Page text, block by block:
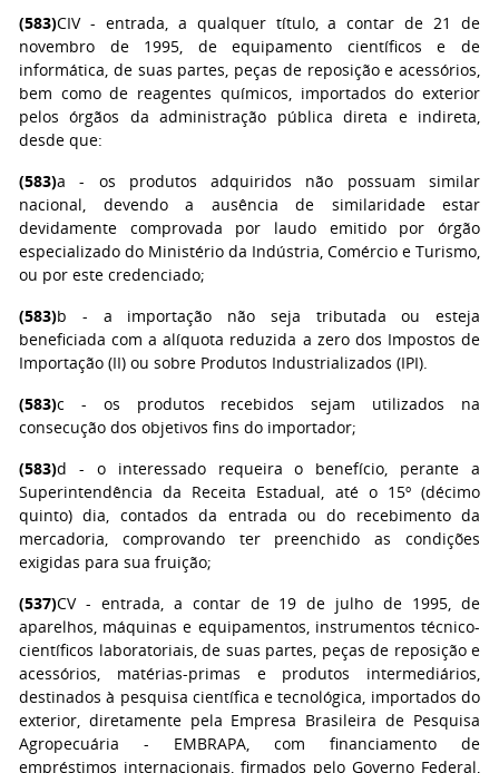
(583)CIV - entrada, a qualquer título, a contar de 21 de
novembro de 1995, de equipamento científicos e de
informática, de suas partes, peças de reposição e acessórios,
bem como de reagentes químicos, importados do exterior
pelos órgãos da administração pública direta e indireta,
desde que:
(583)a - os produtos adquiridos não possuam similar
nacional, devendo a ausência de similaridade estar
devidamente comprovada por laudo emitido por órgão
especializado do Ministério da Indústria, Comércio e Turismo,
ou por este credenciado;
(583)b - a importação não seja tributada ou esteja
beneficiada com a alíquota reduzida a zero dos Impostos de
Importação (II) ou sobre Produtos Industrializados (IPI).
(583)c - os produtos recebidos sejam utilizados na
consecução dos objetivos fins do importador;
(583)d - o interessado requeira o benefício, perante a
Superintendência da Receita Estadual, até o 15º (décimo
quinto) dia, contados da entrada ou do recebimento da
mercadoria, comprovando ter preenchido as condições
exigidas para sua fruição;
(537)CV - entrada, a contar de 19 de julho de 1995, de
aparelhos, máquinas e equipamentos, instrumentos técnico-
científicos laboratoriais, de suas partes, peças de reposição e
acessórios, matérias-primas e produtos intermediários,
destinados à pesquisa científica e tecnológica, importados do
exterior, diretamente pela Empresa Brasileira de Pesquisa
Agropecuária - EMBRAPA, com financiamento de
empréstimos internacionais, firmados pelo Governo Federal,